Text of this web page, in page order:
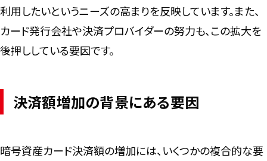
利用したいというニーズの高まりを反映しています。また、
カード発行会社や決済プロバイダーの努力も、この拡大を
後押ししている要因です。
決済額増加の背景にある要因
暗号資産カード決済額の増加には、いくつかの複合的な要